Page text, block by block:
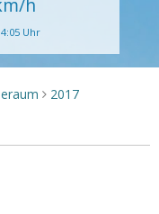
h
Uhr
> 2017